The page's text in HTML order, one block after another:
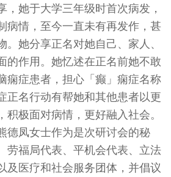
，她于大学三年级时首次病发，
病情，至今一直未有再发作，甚
她分享正名对她自己、家人、
的作用。她忆述在正名前她不敢
痫症患者，担心「癫」痫症名称
正名行动有帮她和其他患者以更
极面对病情，更好融入社会。
德凤女士作为是次研讨会的秘
劳福局代表、平机会代表、立法
及医疗和社会服务团体，并倡议